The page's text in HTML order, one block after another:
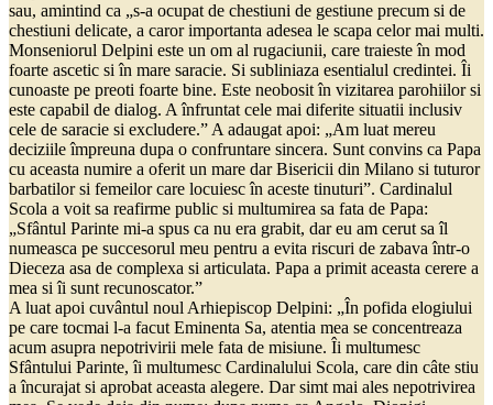
sau, amintind ca „s-a ocupat de chestiuni de gestiune precum si de
chestiuni delicate, a caror importanta adesea le scapa celor mai multi.
Monseniorul Delpini este un om al rugaciunii, care traieste în mod
foarte ascetic si în mare saracie. Si subliniaza esentialul credintei. Îi
cunoaste pe preoti foarte bine. Este neobosit în vizitarea parohiilor si
este capabil de dialog. A înfruntat cele mai diferite situatii inclusiv
cele de saracie si excludere.” A adaugat apoi: „Am luat mereu
deciziile împreuna dupa o confruntare sincera. Sunt convins ca Papa
cu aceasta numire a oferit un mare dar Bisericii din Milano si tuturor
barbatilor si femeilor care locuiesc în aceste tinuturi”. Cardinalul
Scola a voit sa reafirme public si multumirea sa fata de Papa:
„Sfântul Parinte mi-a spus ca nu era grabit, dar eu am cerut sa îl
numeasca pe succesorul meu pentru a evita riscuri de zabava într-o
Dieceza asa de complexa si articulata. Papa a primit aceasta cerere a
mea si îi sunt recunoscator.”
A luat apoi cuvântul noul Arhiepiscop Delpini: „În pofida elogiului
pe care tocmai l-a facut Eminenta Sa, atentia mea se concentreaza
acum asupra nepotrivirii mele fata de misiune. Îi multumesc
Sfântului Parinte, îi multumesc Cardinalului Scola, care din câte stiu
a încurajat si aprobat aceasta alegere. Dar simt mai ales nepotrivirea